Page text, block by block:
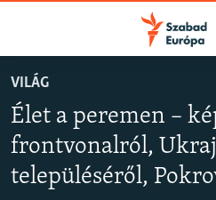
Akadálymentes
Ugrás
oldalra
AKTUÁLIS
PODCASTOK
VIDEÓK
VILÁG
Élet a peremen –
frontvonalról,
településéről,